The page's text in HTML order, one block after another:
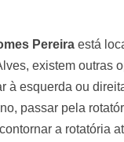
Pereira está
existem outras
à esquerda ou
passar pela
a rotatória